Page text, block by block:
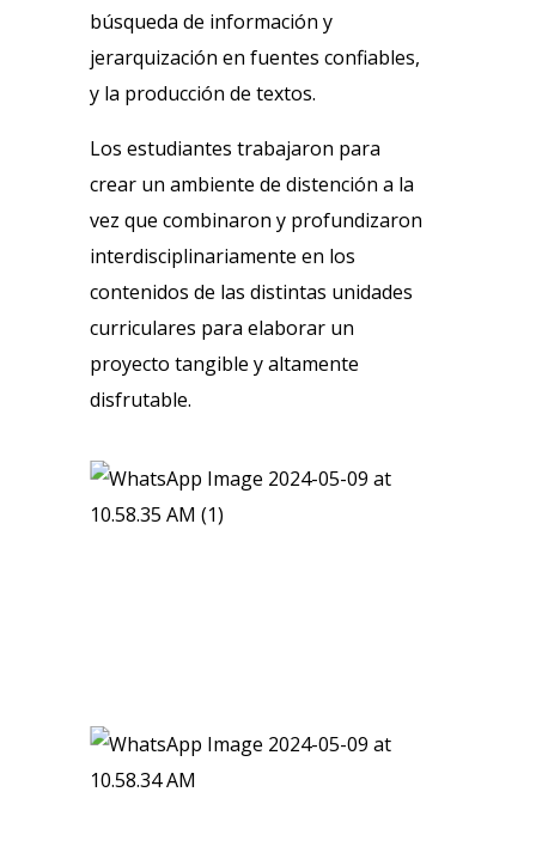
búsqueda de información y
jerarquización en fuentes confiables,
y la producción de textos.
Los estudiantes trabajaron para
crear un ambiente de distención a la
vez que combinaron y profundizaron
interdisciplinariamente en los
contenidos de las distintas unidades
curriculares para elaborar un
proyecto tangible y altamente
disfrutable.